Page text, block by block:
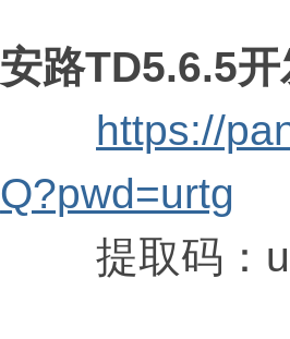
安路TD5.6.5
https://
Q?pwd=urtg
提取码：